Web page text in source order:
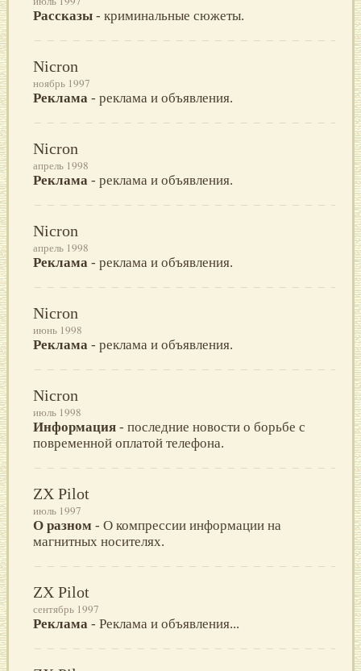
Рассказы - криминальные сюжеты.
Nicron
ноябрь 1997
Реклама - реклама и объявления.
Nicron
апрель 1998
Реклама - реклама и объявления.
Nicron
апрель 1998
Реклама - реклама и объявления.
Nicron
июнь 1998
Реклама - реклама и объявления.
Nicron
июль 1998
Информация - последние новости о борьбе с
повременной оплатой телефона.
ZX Pilot
июль 1997
О разном - О компрессии информации на
магнитных носителях.
ZX Pilot
сентябрь 1997
Реклама - Реклама и объявления...